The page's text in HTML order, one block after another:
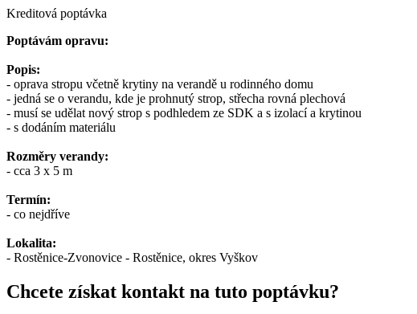
Kreditová poptávka
Poptávám opravu:
Popis:
- oprava stropu včetně krytiny na verandě u rodinného domu
- jedná se o verandu, kde je prohnutý strop, střecha rovná plechová
- musí se udělat nový strop s podhledem ze SDK a s izolací a krytinou
- s dodáním materiálu
Rozměry verandy:
- cca 3 x 5 m
Termín:
- co nejdříve
Lokalita:
- Rostěnice-Zvonovice - Rostěnice, okres Vyškov
Chcete získat kontakt na tuto poptávku?